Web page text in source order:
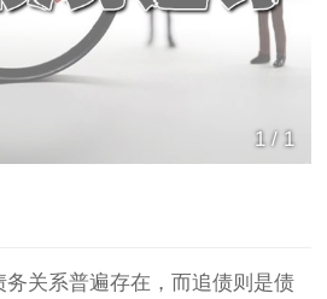
1/ 1
关系普遍存在，而追债则是债